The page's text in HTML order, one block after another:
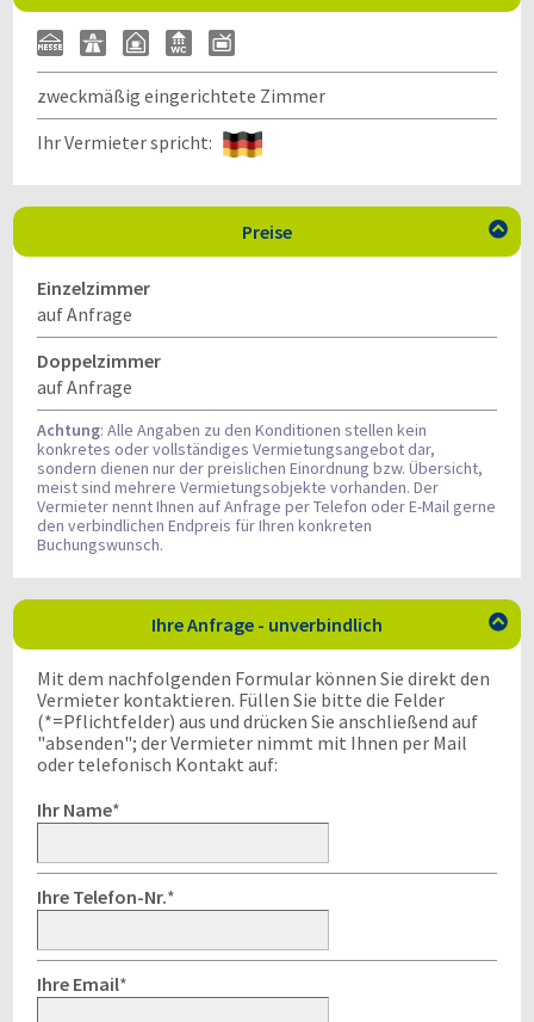
zweckmäßig eingerichtete Zimmer
Ihr Vermieter spricht:
Preise 
Einzelzimmer
auf Anfrage
Doppelzimmer
auf Anfrage
Achtung: Alle Angaben zu den Konditionen stellen kein
konkretes oder vollständiges Vermietungsangebot dar,
sondern dienen nur der preislichen Einordnung bzw. Übersicht,
meist sind mehrere Vermietungsobjekte vorhanden. Der
Vermieter nennt Ihnen auf Anfrage per Telefon oder E-Mail gerne
den verbindlichen Endpreis für Ihren konkreten
Buchungswunsch.
Ihre Anfrage - unverbindlich 
Mit dem nachfolgenden Formular können Sie direkt den
Vermieter kontaktieren. Füllen Sie bitte die Felder
(*=Pflichtfelder) aus und drücken Sie anschließend auf
"absenden"; der Vermieter nimmt mit Ihnen per Mail
oder telefonisch Kontakt auf:
Ihr Name*
Ihre Telefon-Nr.*
Ihre Email*